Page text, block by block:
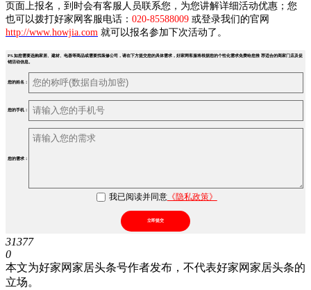
页面上报名，到时会有客服人员联系您，为您讲解详细活动优惠；您
也可以拨打好家网客服电话： 020-85588009 或登录我们的官网
http://www.howjia.com 就可以报名参加下次活动了。
PS.如您需要选购家居、建材、电器等商品或需要找装修公司，请在下方提交您的具体需求，好家网客服将根据您的个性化需求免费给您推 荐适合的商家门店及促
销活动信息。
您的姓名：
您的手机：
您的需求：
我已阅读并同意《隐私政策》
立即提交
31377
0
本文为好家网家居头条号作者发布，不代表好家网家居头条的
立场。